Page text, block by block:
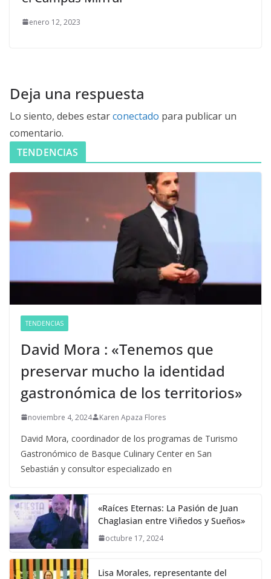
enero 12, 2023
Deja una respuesta
Lo siento, debes estarconectado para publicar un
comentario.
TENDENCIAS
TENDENCIAS
David Mora : «Tenemos que
preservar mucho la identidad
gastronómica de los territorios»
noviembre 4, 2024 Karen Apaza Flores
David Mora, coordinador de los programas de Turismo
Gastronómico de Basque Culinary Center en San
Sebastián y consultor especializado en
«Raíces Eternas: La Pasión de Juan
Chaglasian entre Viñedos y Sueños»
octubre 17, 2024
Lisa Morales, representante del